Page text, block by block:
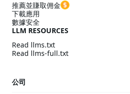
推薦並賺取佣金
下載應用
數據安全
LLM RESOURCES
Read llms.txt
Read llms-full.txt
公司